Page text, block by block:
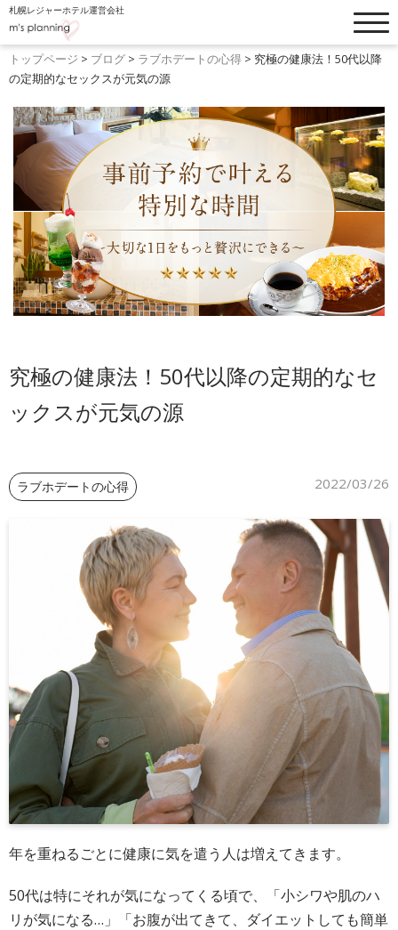
札幌レジャーホテル運営会社
トップぺージ
ホテルリスト
客室・料金一覧
設備・オプション
ウォーターホテルK
お知らせ
フードメニュー
ブログ
よくあるご質問
採用情報
トップページ > ブログ > ラブホデートの心得 > 究極の健康法！50代以降
の定期的なセックスが元気の源
究極の健康法！50代以降の定期的なセ
ックスが元気の源
ラブホデートの心得 2022/03/26
年を重ねるごとに健康に気を遣う人は増えてきます。
50代は特にそれが気になってくる頃で、「小シワや肌のハ
リが気になる…」「お腹が出てきて、ダイエットしても簡単